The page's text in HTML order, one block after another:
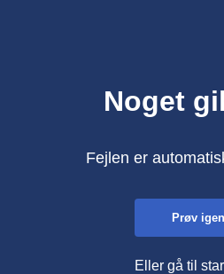
Noget
Fejlen er
Prøv igen
Eller gå til